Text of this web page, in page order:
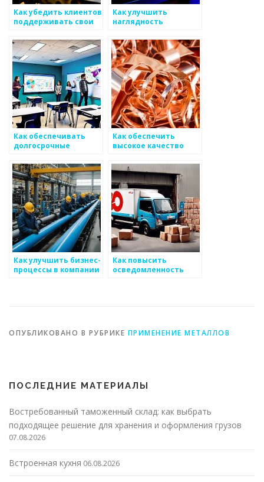
Как убедить клиентов
поддерживать свои
производстве
металоизделий
Как улучшить
наглядность
характеристики для
уровня поддержки
металоизделий
Как обеспечивать
долгосрочные
клиентами по
металлоизделиям
Как обеспечить
высокое качество
металлоизделий
Как улучшить бизнес-
процессы в компании
Как повысить
осведомленность
ОПУБЛИКОВАНО В РУБРИКЕ ПРИМЕНЕНИЕ МЕТАЛЛОВ
ПОСЛЕДНИЕ МАТЕРИАЛЫ
Востребованный таможенный склад: как выбрать
подходящее решение для хранения и оформления грузов
07.08.2026
Встроенная кухня 06.08.2026